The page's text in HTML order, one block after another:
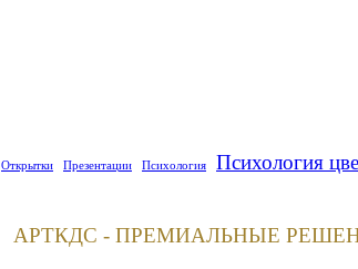
Открытки Презентации Психология Психология
АРТКДС - ПРЕМИАЛЬНЫЕ